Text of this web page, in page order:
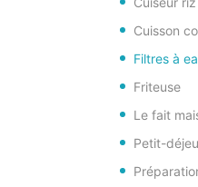
Cuisson
Filtres à
Friteuse
Le fait
Petit-